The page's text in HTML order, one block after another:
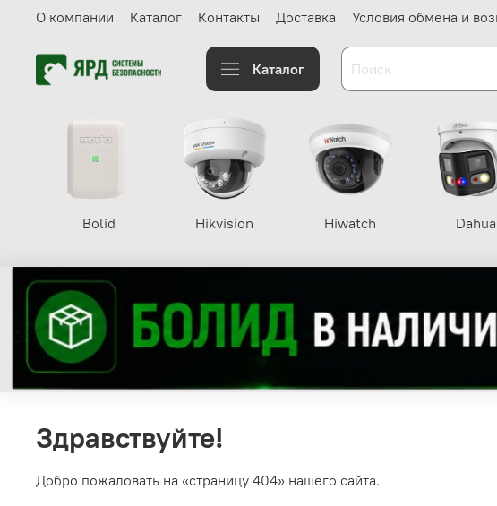
О компании Каталог Контакты Доставка Условия обмена и
Каталог
Bolid Hikvision Hiwatch Dahua
Здравствуйте!
Добро пожаловать на «страницу 404» нашего сайта.